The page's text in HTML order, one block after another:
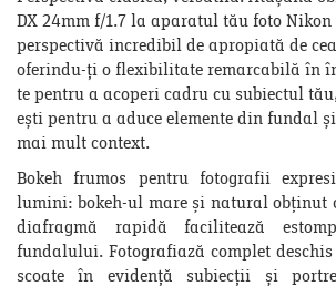
DX 24mm f/1.7 la aparatul tău foto Nikon
perspectivă incredibil de apropiată de
oferindu-ți o flexibilitate remarcabilă în
te pentru a acoperi cadru cu subiectul
ești pentru a aduce elemente din fundal
mai mult context.
Bokeh frumos pentru fotografii
lumini: bokeh-ul mare și natural obținut
diafragmă rapidă facilitează
fundalului. Fotografiază complet
scoate în evidență subiecții și